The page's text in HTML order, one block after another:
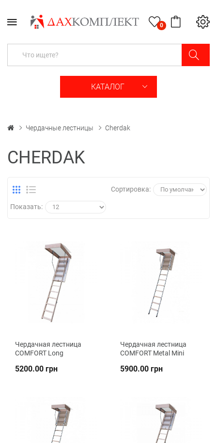
0
КАТАЛОГ
Чердачные лестницы Cherdak
CHERDAK
Сортировка:
Показать:
Чердачная лестница
COMFORT Long
5200.00 грн
Чердачная лестница
COMFORT Metal Mini
5900.00 грн